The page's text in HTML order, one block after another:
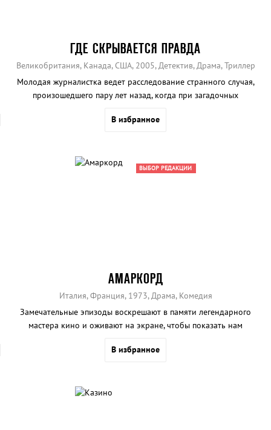
ГДЕ СКРЫВАЕТСЯ ПРАВДА
Великобритания, Канада, США, 2005, Детектив, Драма, Триллер
Молодая журналистка ведет расследование странного случая,
произошедшего пару лет назад, когда при загадочных
В избранное
ВЫБОР РЕДАКЦИИ
АМАРКОРД
Италия, Франция, 1973, Драма, Комедия
Замечательные эпизоды воскрешают в памяти легендарного
мастера кино и оживают на экране, чтобы показать нам
пятнадцатилетнего подростка.
В избранное